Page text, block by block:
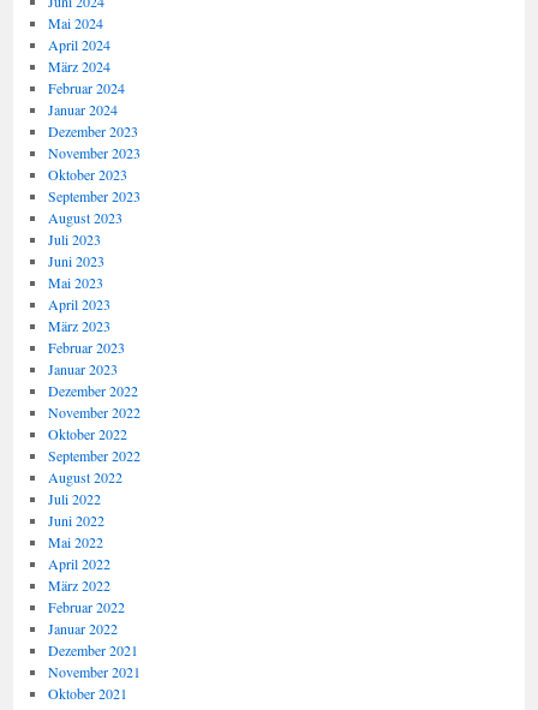
Mai 2024
April 2024
März 2024
Februar 2024
Januar 2024
Dezember 2023
November 2023
Oktober 2023
September 2023
August 2023
Juli 2023
Juni 2023
Mai 2023
April 2023
März 2023
Februar 2023
Januar 2023
Dezember 2022
November 2022
Oktober 2022
September 2022
August 2022
Juli 2022
Juni 2022
Mai 2022
April 2022
März 2022
Februar 2022
Januar 2022
Dezember 2021
November 2021
Oktober 2021